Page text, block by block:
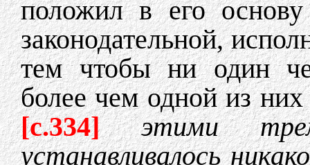
положил в его основу
законодательной,
тем чтобы ни один
более чем одной из
[c.334]этими
устанавливалось